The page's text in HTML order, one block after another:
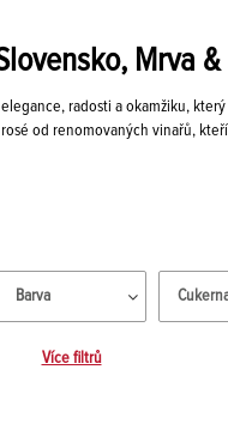
Mrva
radosti a okamžiku,
od renomovaných vinařů,
Barva
Více filtrů